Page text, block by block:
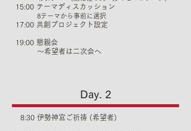
15:00 テーマディスカッション
8テーマから事前に選択
17:00 共創プロジェクト設定
19:00 懇親会
〜希望者は二次会へ
Day. 2
8:30 伊勢神宮ご祈祷 (希望者)